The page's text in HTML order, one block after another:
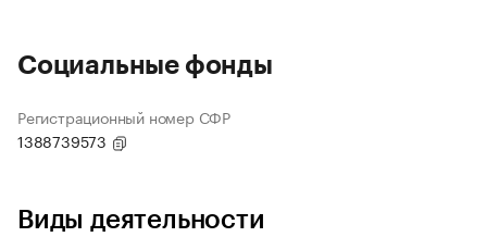
Социальные фонды
Регистрационный номер СФР
1388739573
Виды деятельности